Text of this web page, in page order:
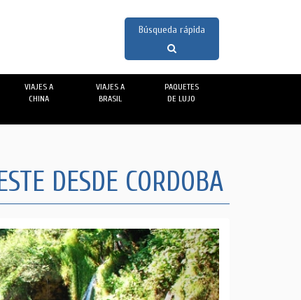
VIAJES A
CHINA
VIAJES A
BRASIL
PAQUETES
DE LUJO
DESDE CORDOBA
Next